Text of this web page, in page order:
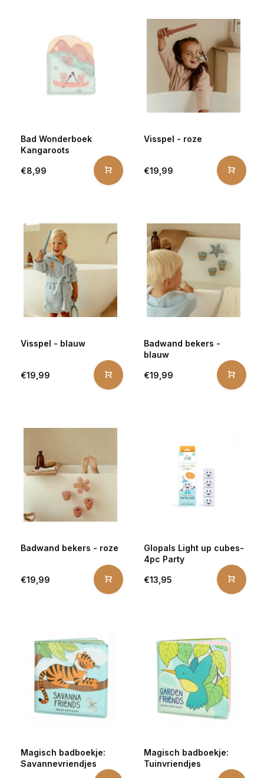
Bad Wonderboek
Kangaroots
€8,99
Visspel - roze
€19,99
Visspel - blauw
€19,99
Badwand bekers -
blauw
€19,99
Badwand bekers - roze
€19,99
Glopals Light up cubes-
4pc Party
€13,95
Magisch badboekje:
Savannevriendjes
Magisch badboekje:
Tuinvriendjes